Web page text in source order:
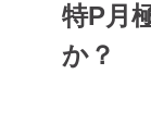
特P月
か？